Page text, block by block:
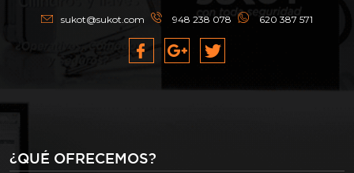
sukot@sukot.com 948 238 078 620 387 571
¿QUÉ OFRECEMOS?